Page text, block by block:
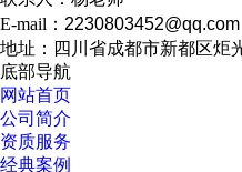
E-mail： 2230803452@qq.com
地址：四川省成都市新都区炬
底部导航
网站首页
公司简介
资质服务
经典案例